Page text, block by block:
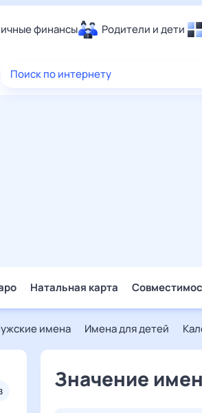
финансы Родители и дети
Еда
Поиск по интернету
Натальная карта
имена Имена для детей
Значение